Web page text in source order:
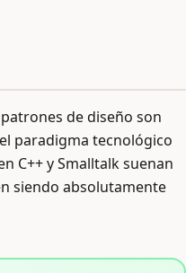
de diseño son
paradigma tecnológico
C++ y Smalltalk suenan
siendo absolutamente